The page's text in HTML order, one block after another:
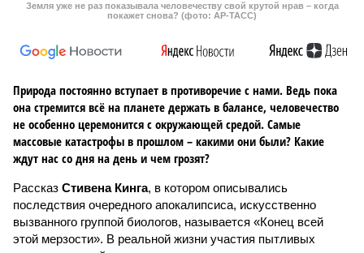
Земля уже не раз показывала человечеству свой крутой нрав – когда
покажет снова? (фото: АР-ТАСС)
Природа постоянно вступает в противоречие с нами. Ведь пока
она стремится всё на планете держать в балансе, человечество
не особенно церемонится с окружающей средой. Самые
массовые катастрофы в прошлом – какими они были? Какие
ждут нас со дня на день и чем грозят?
Рассказ Стивена Кинга, в котором описывались
последствия очередного апокалипсиса, искусственно
вызванного группой биологов, называется «Конец всей
этой мерзости». В реальной жизни участия пытливых